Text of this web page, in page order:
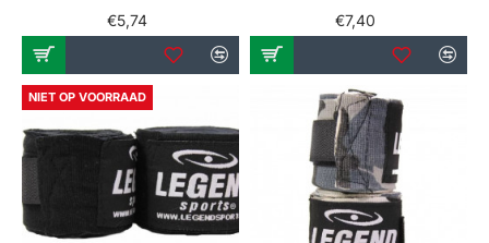
€5,74 €7,40
NIET OP VOORRAAD